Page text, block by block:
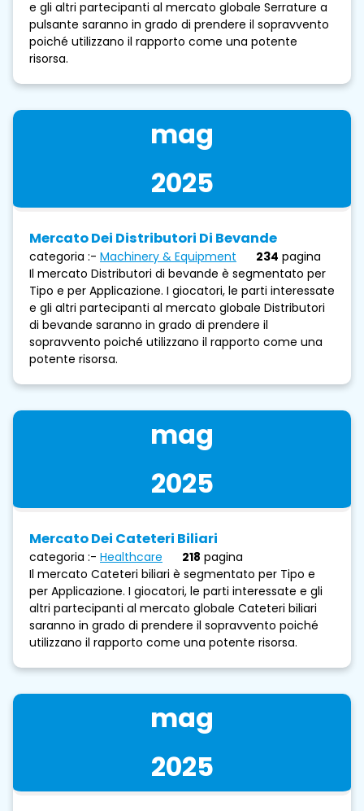
e gli altri partecipanti al mercato globale Serrature a
pulsante saranno in grado di prendere il sopravvento
poiché utilizzano il rapporto come una potente
risorsa.
mag
2025
Mercato Dei Distributori Di Bevande
categoria :- Machinery & Equipment 234 pagina
Il mercato Distributori di bevande è segmentato per
Tipo e per Applicazione. I giocatori, le parti interessate
e gli altri partecipanti al mercato globale Distributori
di bevande saranno in grado di prendere il
sopravvento poiché utilizzano il rapporto come una
potente risorsa.
mag
2025
Mercato Dei Cateteri Biliari
categoria :- Healthcare 218 pagina
Il mercato Cateteri biliari è segmentato per Tipo e
per Applicazione. I giocatori, le parti interessate e gli
altri partecipanti al mercato globale Cateteri biliari
saranno in grado di prendere il sopravvento poiché
utilizzano il rapporto come una potente risorsa.
mag
2025